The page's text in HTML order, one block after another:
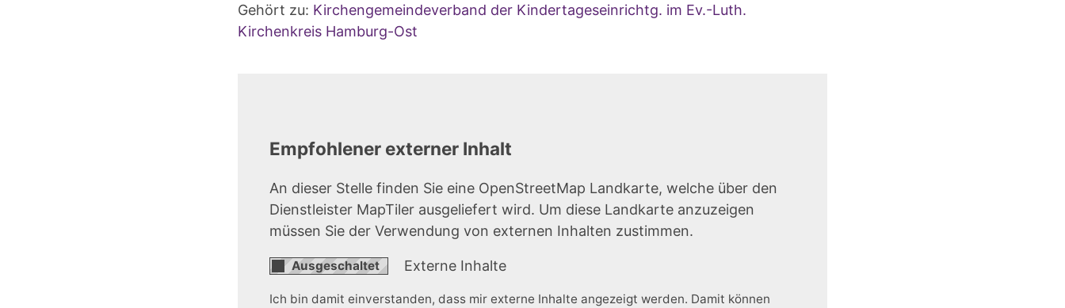
Gehört zu: Kirchengemeindeverband der Kindertageseinrichtg. im Ev.-Luth.
Kirchenkreis Hamburg-Ost
Empfohlener externer Inhalt
An dieser Stelle finden Sie eine OpenStreetMap Landkarte, welche über den
Dienstleister MapTiler ausgeliefert wird. Um diese Landkarte anzuzeigen
müssen Sie der Verwendung von externen Inhalten zustimmen.
Externe Inhalte
Ich bin damit einverstanden, dass mir externe Inhalte angezeigt werden. Damit können